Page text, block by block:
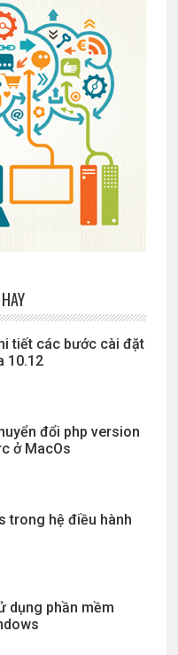
tiết các bước cài đặt
10.12
đổi php version
ở MacOs
trong hệ điều hành
dụng phần mềm